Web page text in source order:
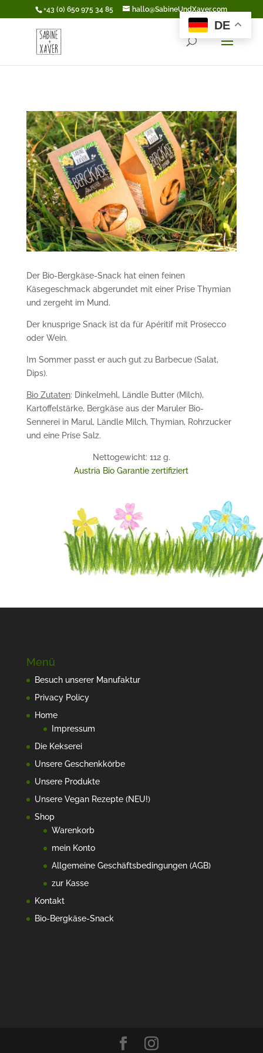
+43 (0) 650 975 34 85 hallo@SabineUndXaver.com
Der Bio-Bergkäse-Snack hat einen feinen
Käsegeschmack abgerundet mit einer Prise Thymian
und zergeht im Mund.
Der knusprige Snack ist da für Apéritif mit Prosecco
oder Wein.
Im Sommer passt er auch gut zu Barbecue (Salat,
Dips).
Bio Zutaten: Dinkelmehl, Ländle Butter (Milch),
Kartoffelstärke, Bergkäse aus der Maruler Bio-
Sennerei in Marul, Ländle Milch, Thymian, Rohrzucker
und eine Prise Salz.
Nettogewicht: 112 g.
Austria Bio Garantie zertifiziert
Menü
Besuch unserer Manufaktur
Privacy Policy
Home
Impressum
Die Kekserei
Unsere Geschenkkörbe
Unsere Produkte
Unsere Vegan Rezepte (NEU!)
Shop
Warenkorb
mein Konto
Allgemeine Geschäftsbedingungen (AGB)
zur Kasse
Kontakt
Bio-Bergkäse-Snack
DE